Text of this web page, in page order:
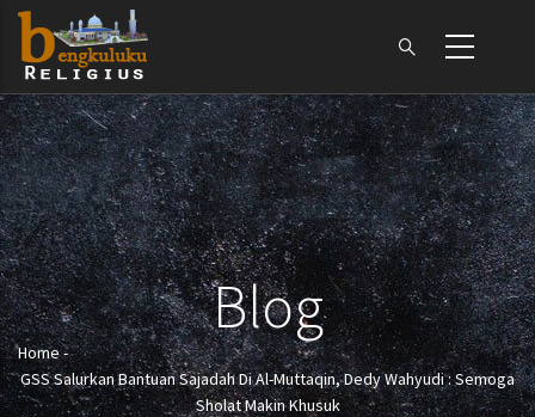
Skip
main
content
Blog
Breadcrumb
Home-
GSS Salurkan Bantuan Sajadah Di Al-Muttaqin, Dedy Wahyudi : Semoga
Sholat Makin Khusuk